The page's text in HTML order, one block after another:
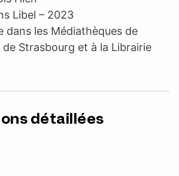
Libel – 2023
dans les Médiathèques de
de Strasbourg et à la Librairie
détaillées